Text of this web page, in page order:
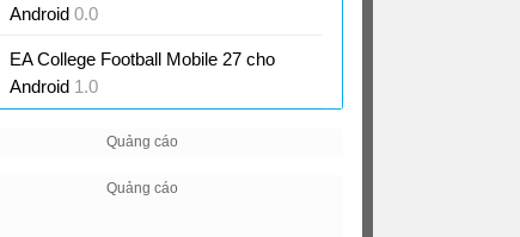
Android 0.0
động
EA College Football Mobile 27 cho
Android 1.0
Game bóng bầu dục trường học lần đầu
đổ bộ mobile